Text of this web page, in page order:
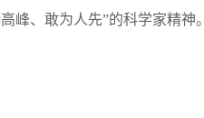
峰、敢为人先”的科学家精神。